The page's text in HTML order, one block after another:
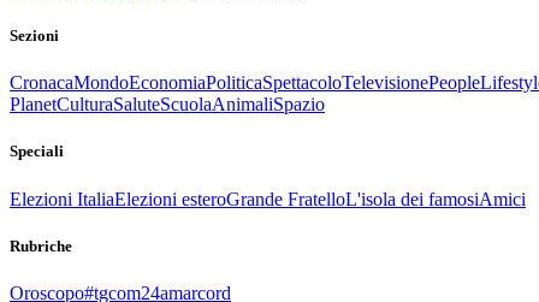
Sezioni
CronacaMondoEconomiaPoliticaSpettacoloTelevisionePeople
PlanetCulturaSaluteScuolaAnimaliSpazio
Speciali
Elezioni ItaliaElezioni esteroGrande FratelloL'isola dei famosiAmici
Rubriche
Oroscopo#tgcom24amarcord